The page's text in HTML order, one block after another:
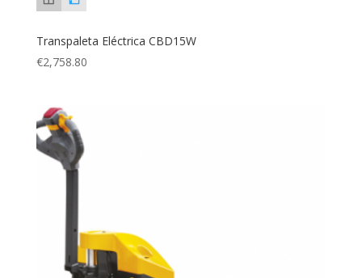
Transpaleta Eléctrica CBD15W
€2,758.80